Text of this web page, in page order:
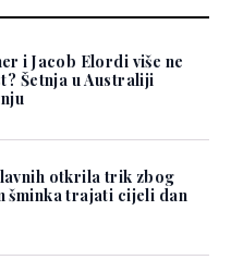
i Jacob Elordi više ne
Šetnja u Australiji
otkrila trik zbog
šminka trajati cijeli dan